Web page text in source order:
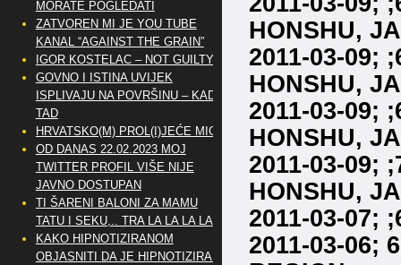
HONSHU,
2011-03-09;
HONSHU,
2011-03-09;
HONSHU,
2011-03-09;
HONSHU,
2011-03-07;
2011-03-06;
MORATE POGLEDATI
ZATVOREN MI JE YOU TUBE
KANAL “AGAINST THE GRAIN”
IGOR KOSTELAC – NOT GUILTY
GOVNO I ISTINA UVIJEK
ISPLIVAJU NA POVRŠINU – KAD
TAD
HRVATSKO(M) PROL(I)JEĆE MIG
OD DANAS 22.02.2023 MOJ
TWITTER PROFIL VIŠE NIJE
JAVNO DOSTUPAN
TI ŠARENI BALONI ZA MAMU
TATU I SEKU,.. TRA LA LA LA LA
KAKO HIPNOTIZIRANOM
OBJASNITI DA JE HIPNOTIZIRAN